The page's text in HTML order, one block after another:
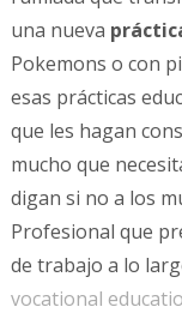
una nueva
Pokemons o con
esas prácticas
que les hagan
mucho que
digan si no a los
Profesional que
de trabajo a lo
vocational